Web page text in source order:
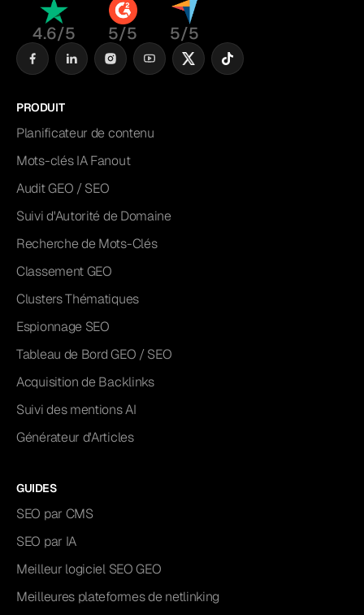
4.6/5 5/5 5/5
PRODUIT
Planificateur de contenu
Mots-clés IA Fanout
Audit GEO / SEO
Suivi d'Autorité de Domaine
Recherche de Mots-Clés
Classement GEO
Clusters Thématiques
Espionnage SEO
Tableau de Bord GEO / SEO
Acquisition de Backlinks
Suivi des mentions AI
Générateur d'Articles
GUIDES
SEO par CMS
SEO par IA
Meilleur logiciel SEO GEO
Meilleures plateformes de netlinking